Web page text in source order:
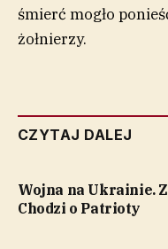
śmierć mogło
żołnierzy.
CZYTAJ DALEJ
Wojna na Ukrainie.
Chodzi o Patrioty